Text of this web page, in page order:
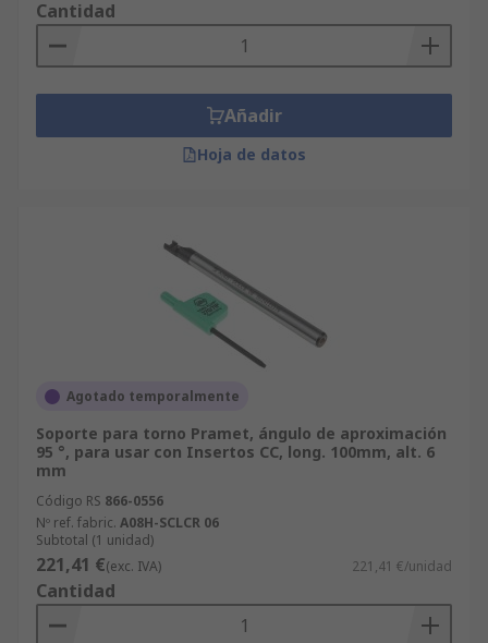
Cantidad
Añadir
Hoja de datos
Agotado temporalmente
Soporte para torno Pramet, ángulo de aproximación
95 °, para usar con Insertos CC, long. 100mm, alt. 6
mm
Código RS 866-0556
Nº ref. fabric. A08H-SCLCR 06
Subtotal (1 unidad)
221,41 €(exc. IVA) 221,41 €/unidad
Cantidad